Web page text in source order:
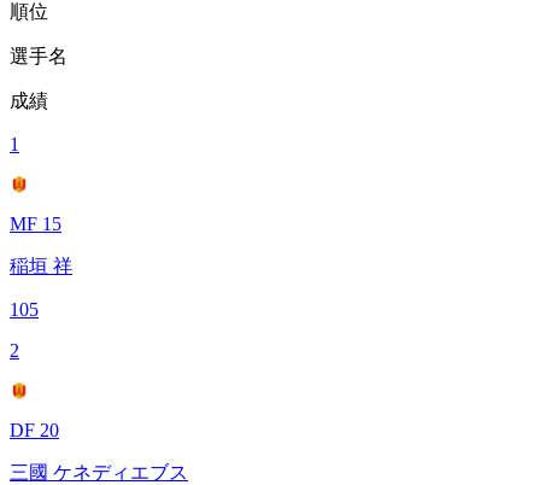
順位
選手名
成績
1
MF 15
稲垣 祥
105
2
DF 20
三國 ケネディエブス